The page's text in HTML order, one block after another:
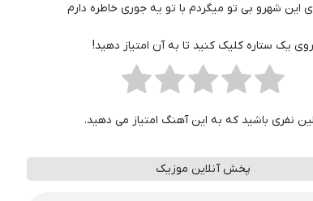
این شهرو بی تو میگردم با تو یه جوری خاطره دارم
روی یک ستاره کلیک کنید تا به آن امتیاز دهید!
نفری باشید که به این آهنگ امتیاز می دهید.
پخش آنلاین موزیک